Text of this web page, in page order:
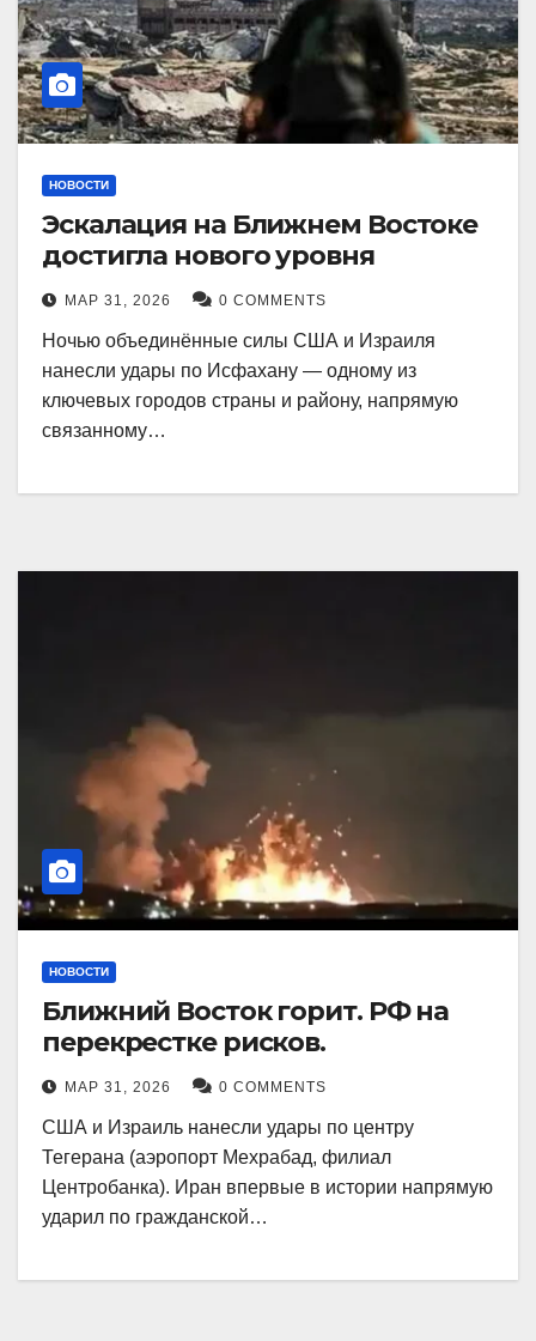
НОВОСТИ
Эскалация на Ближнем Востоке
достигла нового уровня
МАР 31, 2026 0 COMMENTS
Ночью объединённые силы США и Израиля
нанесли удары по Исфахану — одному из
ключевых городов страны и району, напрямую
связанному…
НОВОСТИ
Ближний Восток горит. РФ на
перекрестке рисков.
МАР 31, 2026 0 COMMENTS
США и Израиль нанесли удары по центру
Тегерана (аэропорт Мехрабад, филиал
Центробанка). Иран впервые в истории напрямую
ударил по гражданской…